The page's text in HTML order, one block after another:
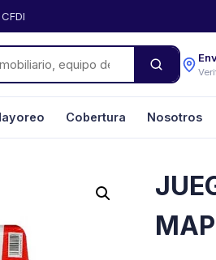
Cobertura Nosotros